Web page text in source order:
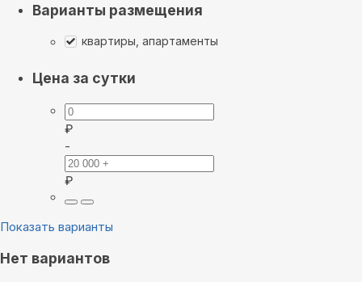
Варианты размещения
квартиры, апартаменты
Цена за сутки
₽
-
₽
Показать варианты
Нет вариантов